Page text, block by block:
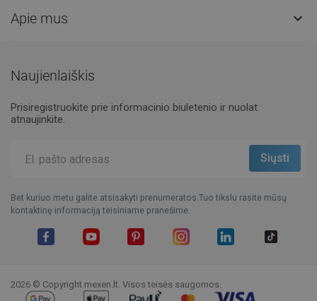
Apie mus 
Naujienlaiškis
Prisiregistruokite prie informacinio biuletenio ir nuolat
atnaujinkite.
Bet kuriuo metu galite atsisakyti prenumeratos.Tuo tikslu rasite mūsų
kontaktinę informaciją teisiniame pranešime.
2026 © Copyright mexen.lt. Visos teisės saugomos.